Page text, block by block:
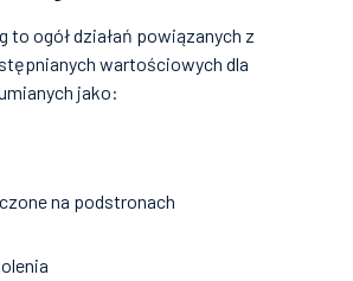
to ogół działań powiązanych z
wartościowych dla
jako:
na podstronach